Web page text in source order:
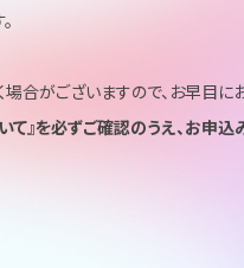
がございますので、お早目に
』を必ずご確認のうえ、お申込